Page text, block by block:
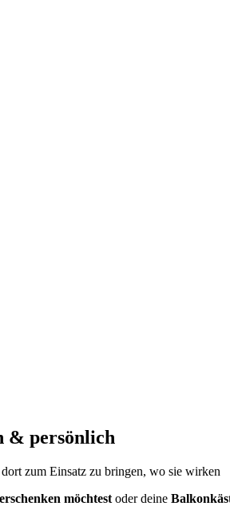
& persönlich
zum Einsatz zu bringen, wo sie wirken
möchtest oder deine